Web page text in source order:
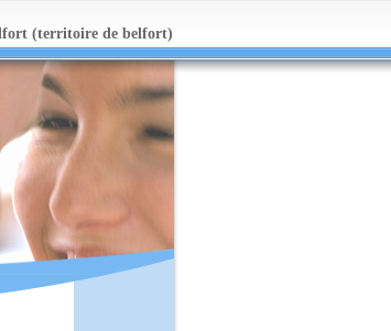
(territoire de belfort)